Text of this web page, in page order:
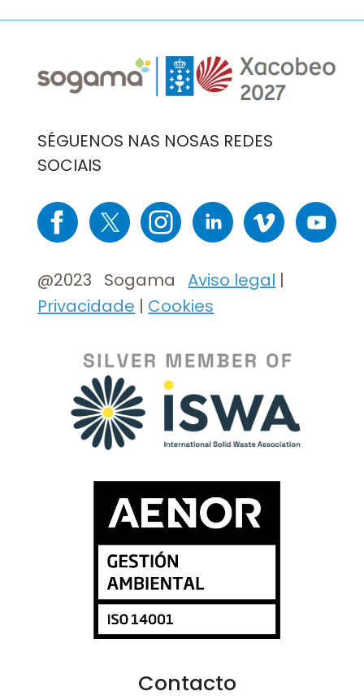
Imaxe
SÉGUENOS NAS NOSAS REDES
SOCIAIS
Imaxe Imaxe Imaxe Imaxe Imaxe Imaxe
@2023 SogamaAviso legal |
Privacidade | Cookies
Contacto